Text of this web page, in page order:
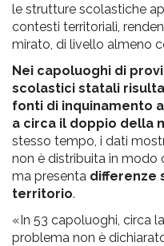
le strutture scolastiche
contesti territoriali,
mirato, di livello almeno
Nei capoluoghi di
scolastici statali
fonti di inquinamento
a circa il doppio della
stesso tempo, i dati
non è distribuita in modo
ma presenta differenze
territorio.
«In 53 capoluoghi, circa
problema non è